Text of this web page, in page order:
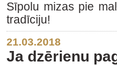
Sīpolu mizas pie
tradīciju!
21.03.2018
Ja dzērienu